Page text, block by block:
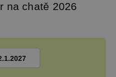
na chatě 2026